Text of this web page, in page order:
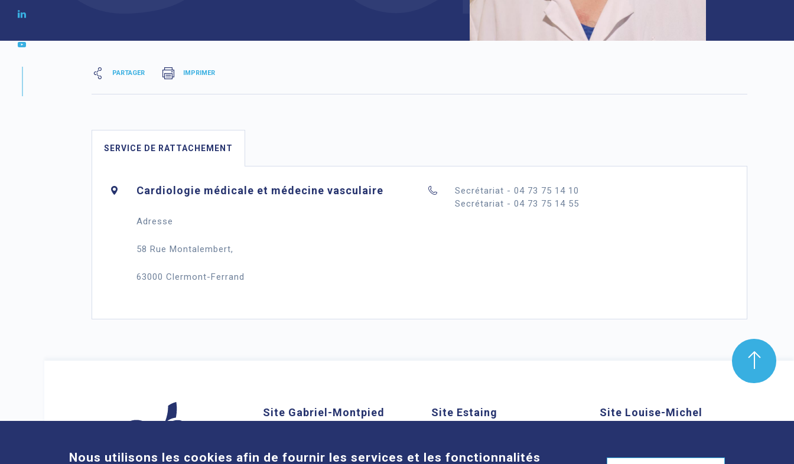
PARTAGER IMPRIMER
SERVICE DE RATTACHEMENT
Cardiologie médicale et médecine vasculaire
Adresse
58 Rue Montalembert,
63000 Clermont-Ferrand
Secrétariat - 04 73 75 14 10
Secrétariat - 04 73 75 14 55
Site Gabriel-Montpied Site Estaing Site Louise-Michel
Cookies
Nous utilisons les cookies afin de fournir les services et les fonctionnalités